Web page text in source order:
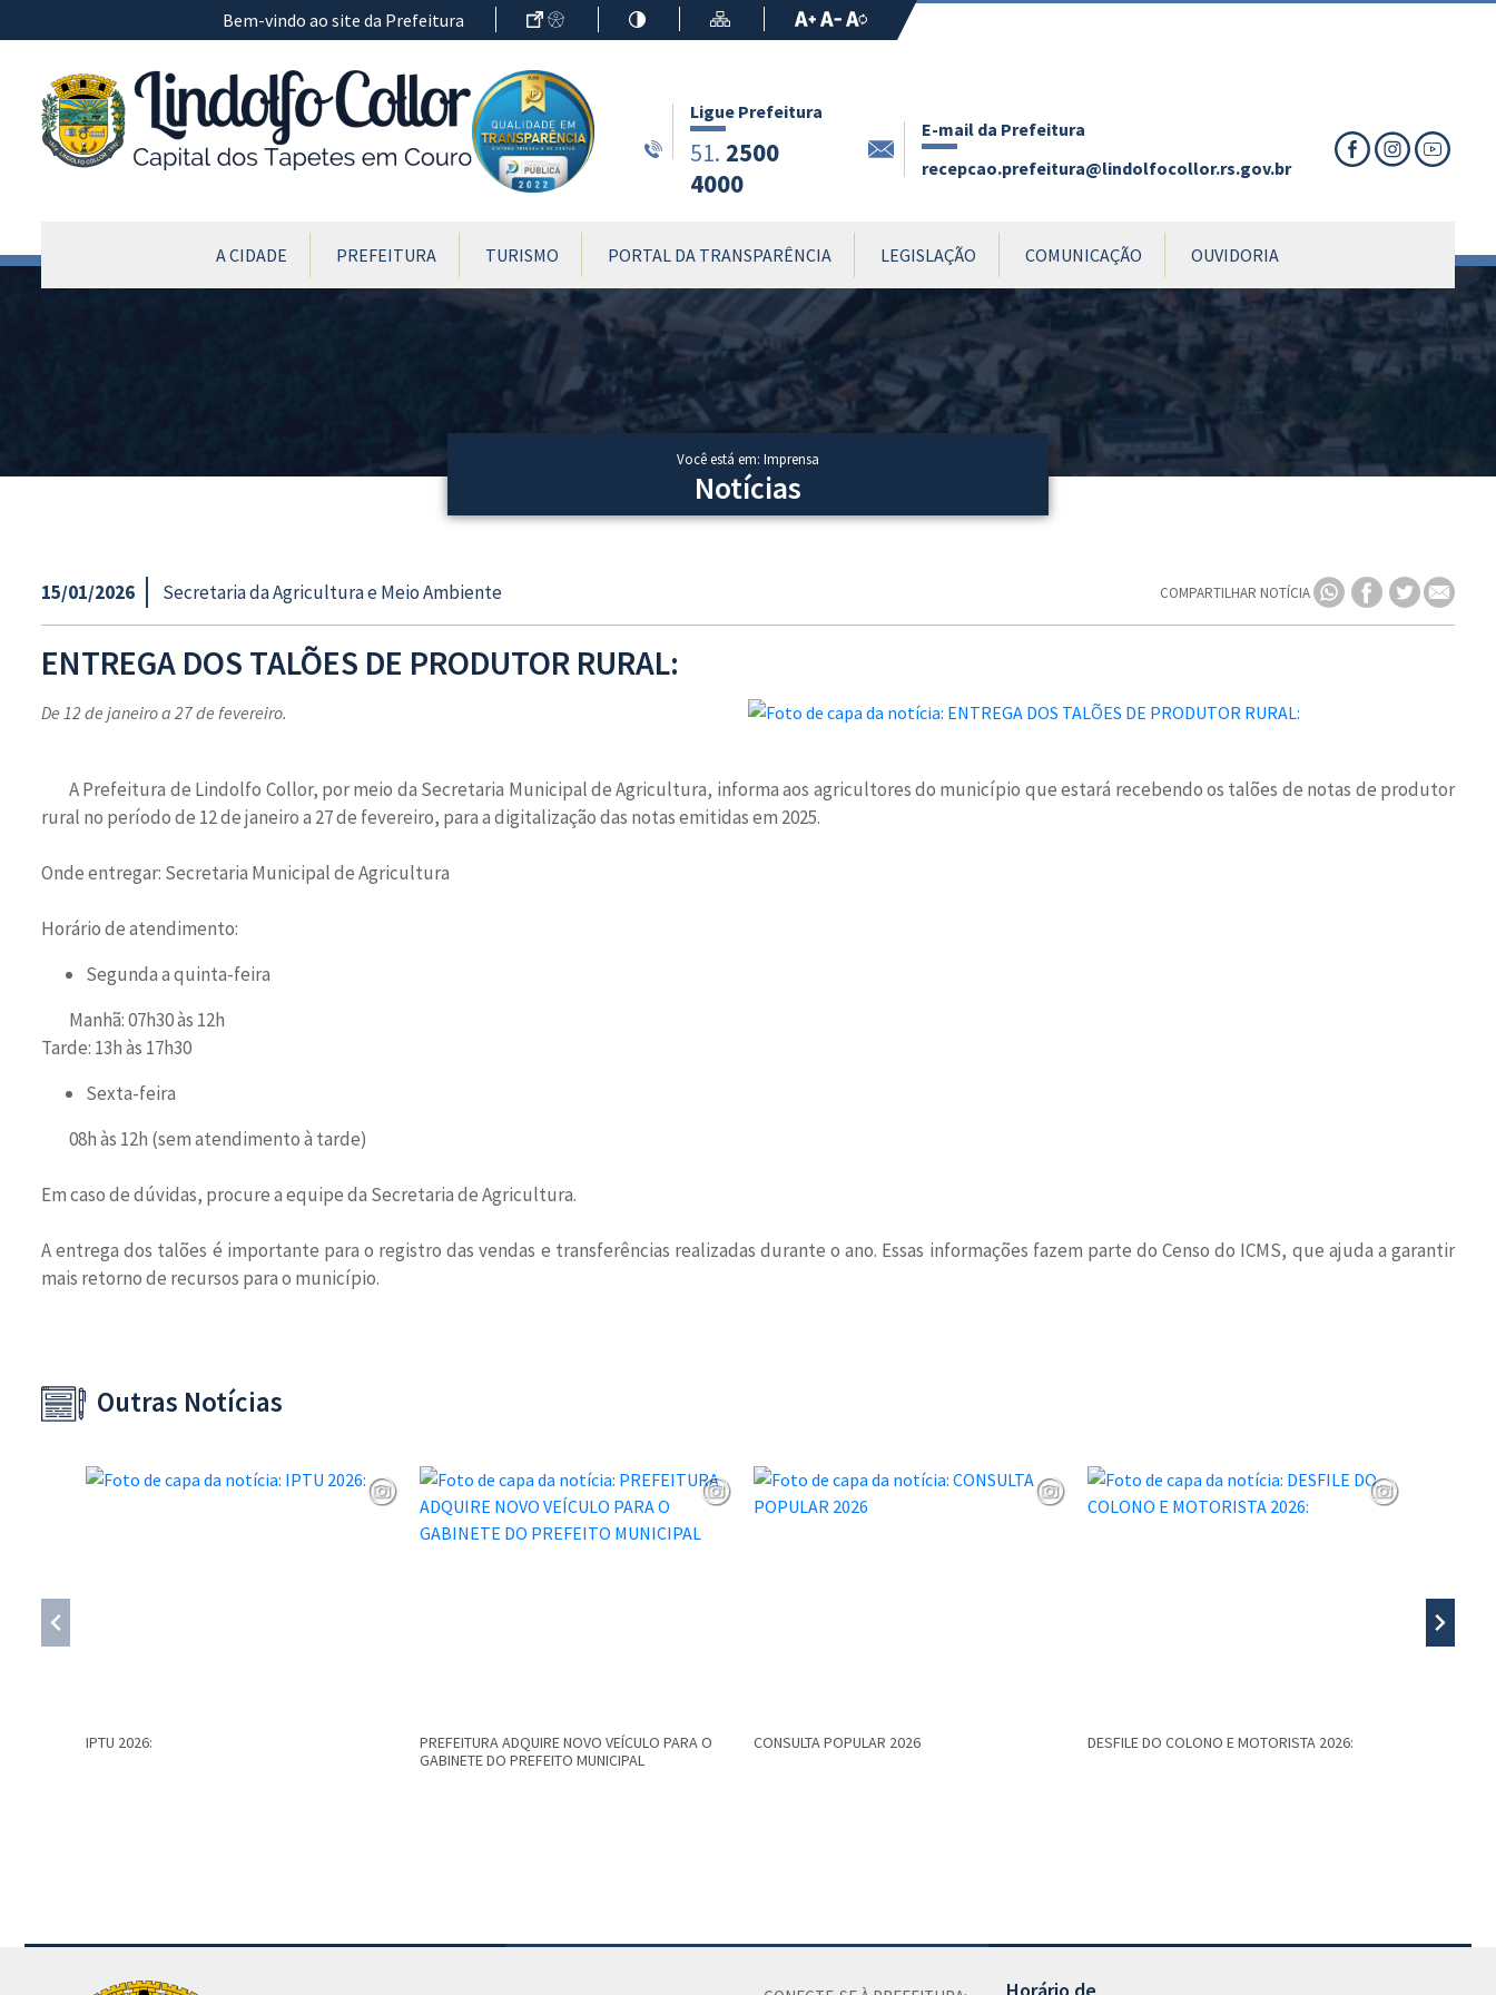
Bem-vindo ao site da Prefeitura Ir para o Conteúdo
AcessibilidadeAlto ContrasteMapa do Site Aumentar Fonte
Diminuir Fonte
Fonte Original
Ligue Prefeitura
51. 2500
4000
E-mail da Prefeitura
recepcao.prefeitura@lindolfocollor.rs.gov.br
CONTEÚDO DO MENU
A CIDADE PREFEITURA TURISMO PORTAL DA TRANSPARÊNCIA LEGISLAÇÃO COMUNICAÇÃO OUVIDORIA
Conteúdo Principal
Você está em: Imprensa
Notícias
15/01/2026 Secretaria da Agricultura e Meio Ambiente COMPARTILHAR NOTÍCIA
ENTREGA DOS TALÕES DE PRODUTOR RURAL:
De 12 de janeiro a 27 de fevereiro.
A Prefeitura de Lindolfo Collor, por meio da Secretaria Municipal de Agricultura, informa aos agricultores do município que estará recebendo os talões de notas de produtor
rural no período de 12 de janeiro a 27 de fevereiro, para a digitalização das notas emitidas em 2025.
Onde entregar: Secretaria Municipal de Agricultura
Horário de atendimento:
Segunda a quinta-feira
Manhã: 07h30 às 12h
Tarde: 13h às 17h30
Sexta-feira
08h às 12h (sem atendimento à tarde)
Em caso de dúvidas, procure a equipe da Secretaria de Agricultura.
A entrega dos talões é importante para o registro das vendas e transferências realizadas durante o ano. Essas informações fazem parte do Censo do ICMS, que ajuda a garantir
mais retorno de recursos para o município.
Outras Notícias
IPTU 2026:
PREFEITURA ADQUIRE NOVO VEÍCULO PARA O
GABINETE DO PREFEITO MUNICIPAL
CONSULTA POPULAR 2026 DESFILE DO COLONO E MOTORISTA 2026: